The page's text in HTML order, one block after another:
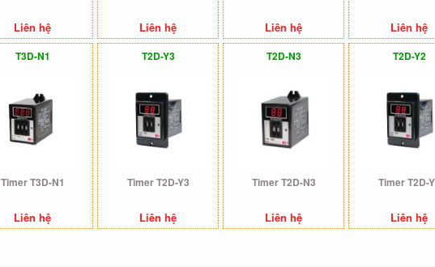
Liên hệ Liên hệ Liên hệ Liên hệ
T3D-N1
Timer T3D-N1
Liên hệ
T2D-Y3
Timer T2D-Y3
Liên hệ
T2D-N3
Timer T2D-N3
Liên hệ
T2D-Y2
Timer T2D-
Liên hệ